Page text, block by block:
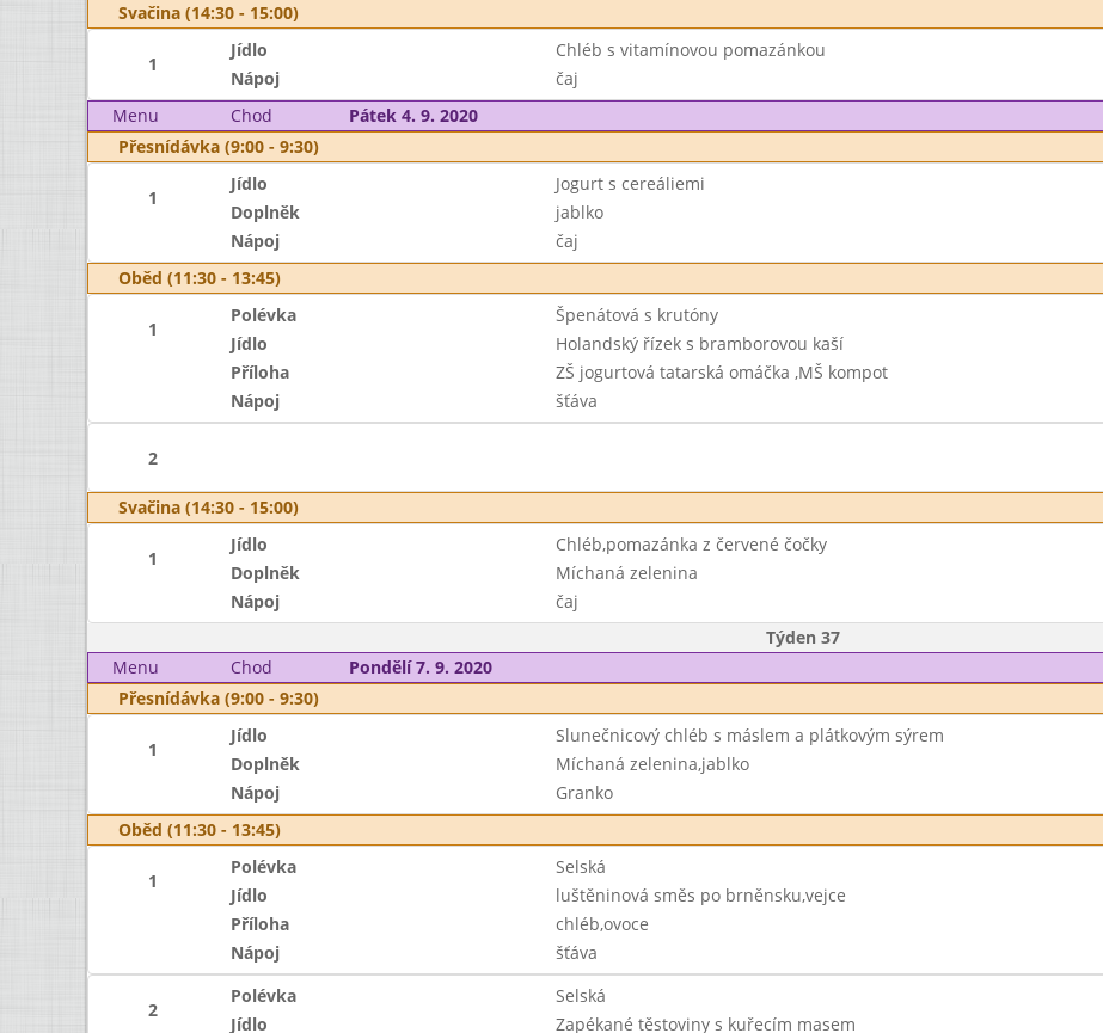
Svačina (14:30 - 15:00)
1
Jídlo Chléb s vitamínovou pomazánkou
Nápoj
čaj
Menu
Chod Pátek 4. 9. 2020
Přesnídávka (9:00 - 9:30)
1
Jídlo Jogurt s cereáliemi
Doplněk
jablko
Nápoj
čaj
Oběd (11:30 - 13:45)
1
Polévka Špenátová s krutóny
Jídlo
Holandský řízek s bramborovou kaší
Příloha
ZŠ jogurtová tatarská omáčka ,MŠ kompot
Nápoj
šťáva
2
Svačina (14:30 - 15:00)
1
Jídlo Chléb,pomazánka z červené čočky
Doplněk
Míchaná zelenina
Nápoj
čaj
Týden 37
Menu
Chod Pondělí 7. 9. 2020
Přesnídávka (9:00 - 9:30)
1
Jídlo Slunečnicový chléb s máslem a plátkovým sýrem
Doplněk
Míchaná zelenina,jablko
Nápoj
Granko
Oběd (11:30 - 13:45)
1
Polévka Selská
Jídlo
luštěninová směs po brněnsku,vejce
Příloha
chléb,ovoce
Nápoj
šťáva
2
Polévka Selská
Jídlo
Zapékané těstoviny s kuřecím masem